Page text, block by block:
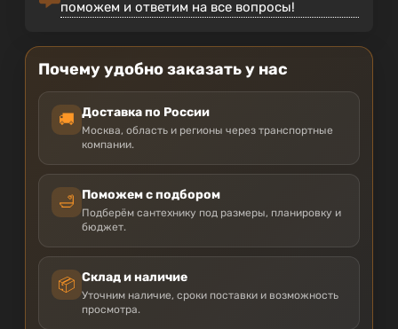
поможем и ответим на все вопросы!
Почему удобно заказать у нас
🚚 Доставка по России
Москва, область и регионы через транспортные
компании.
🛁 Поможем с подбором
Подберём сантехнику под размеры, планировку и
бюджет.
📦 Склад и наличие
Уточним наличие, сроки поставки и возможность
просмотра.